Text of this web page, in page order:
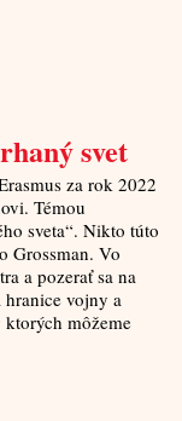
svet
za rok 2022
Témou
sveta“. Nikto túto
Grossman. Vo
a pozerať sa na
vojny a
ktorých môžeme